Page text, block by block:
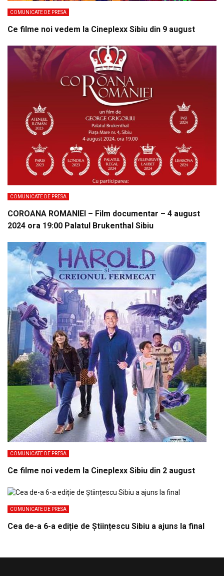
COMUNICATE DE PRESA
Ce filme noi vedem la Cineplexx Sibiu din 9 august
COMUNICATE DE PRESA
COROANA ROMANIEI – Film documentar – 4 august
2024 ora 19:00 Palatul Brukenthal Sibiu
COMUNICATE DE PRESA
Ce filme noi vedem la Cineplexx Sibiu din 2 august
COMUNICATE DE PRESA
Cea de-a 6-a ediție de Științescu Sibiu a ajuns la final